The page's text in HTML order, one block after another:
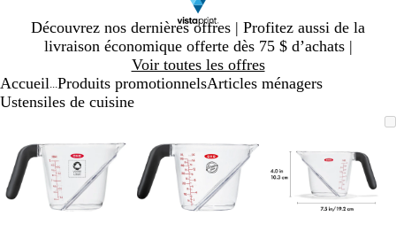
Découvrez nos dernières offres | Profitez aussi de la
livraison économique offerte dès 75 $ d’achats |
Voir toutes les offres
Diapositive
1
Accueil Produits promotionnelsArticles ménagers
Ustensiles de cuisine
zoomable
minimum
agrandir
touches
« plus »
et
« moins »
minimum
agrandir
touches
« plus »
et
« moins »
minimum
agrandir
touches
« plus »
et
« moins »
sur